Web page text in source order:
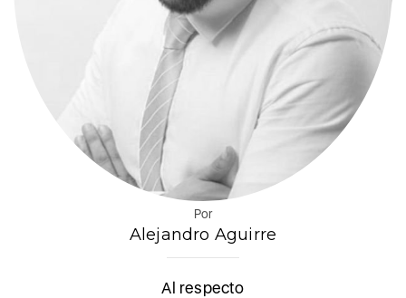
Por
Alejandro Aguirre
Al respecto